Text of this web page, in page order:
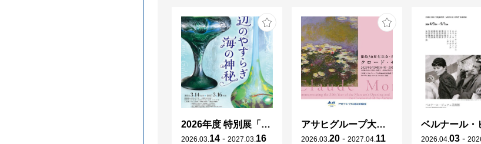
2026年度 特別展「ガレとドーム、アール･ヌーヴォーのガラス 水辺のやすらぎ、海の神秘」
2026 03 14 - 2027 03 16
アサヒグループ大山崎山荘美術館 開館30周年記念展「没後100年 クロード・モネ」
2026 03 20 - 2027 04 11
2026 04 03 -